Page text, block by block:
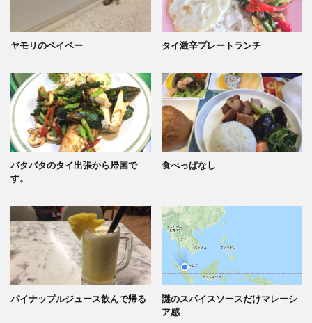
ヤモリのベイベー タイ激辛プレートランチ
バタバタのタイ出張から帰国で
す。
食べっぱなし
パイナップルジュース飲んで帰る
謎のスパイスソースだけマレーシ
ア感